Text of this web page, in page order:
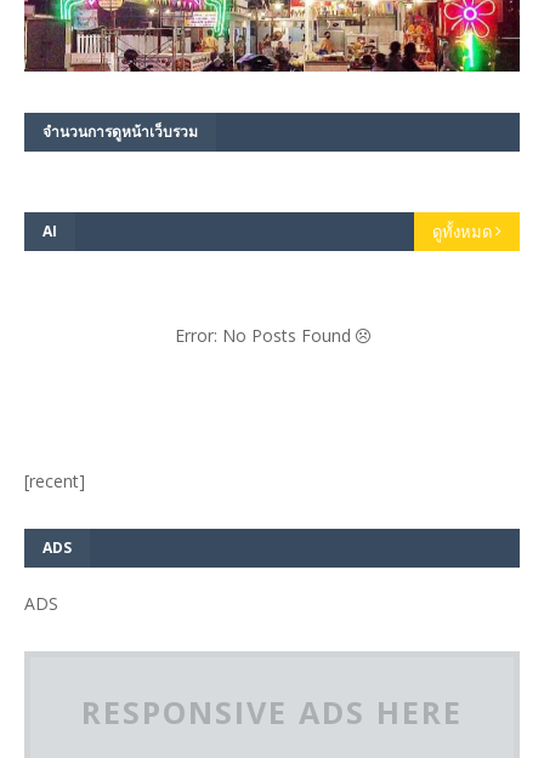
จำนวนการดูหน้าเว็บรวม
AI ดูทั้งหมด
Error: No Posts Found
[recent]
ADS
ADS
RESPONSIVE ADS HERE